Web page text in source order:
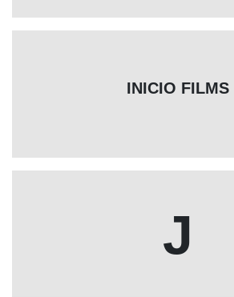
INICIO FILMS
J